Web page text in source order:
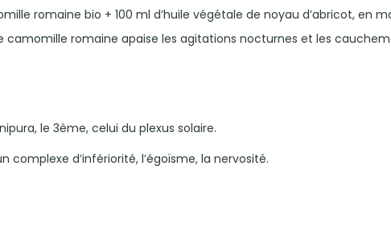
romaine bio + 100 ml d’huile végétale de noyau d’abricot, en
camomille romaine apaise les agitations nocturnes et les
le 3ème, celui du plexus solaire.
d’infériorité, l’égoïsme, la nervosité.